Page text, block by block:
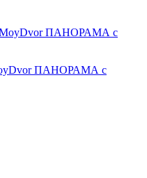
ПАНОРАМА с